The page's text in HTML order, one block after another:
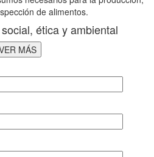
de alimentos.
ética y ambiental
MÁS